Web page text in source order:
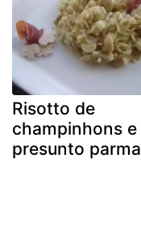
Risotto de
champinhons e
presunto parma